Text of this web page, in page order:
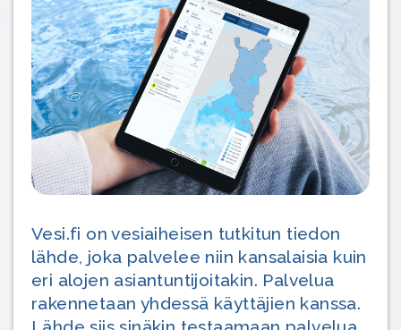
Vesi.fi on vesiaiheisen tutkitun tiedon
lähde, joka palvelee niin kansalaisia kuin
eri alojen asiantuntijoitakin. Palvelua
rakennetaan yhdessä käyttäjien kanssa.